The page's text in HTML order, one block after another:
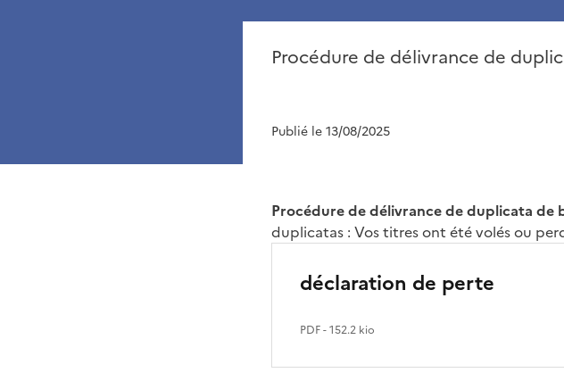
Procédure de délivrance de
Publié le 13/08/2025
Procédure de délivrance de duplicata
duplicatas : Vos titres ont été volés ou
déclaration de perte
PDF- 152.2 kio